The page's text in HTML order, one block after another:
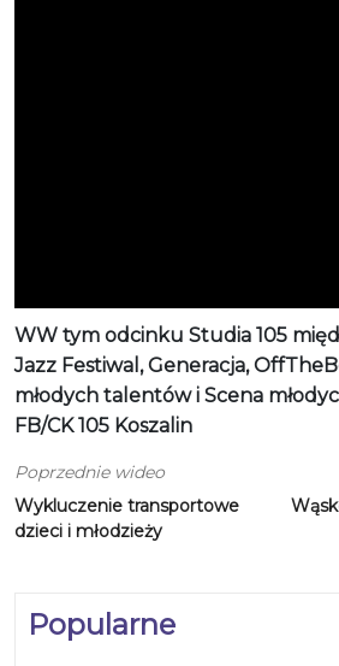
Popularne
WW tym odcinku Studia 105
Jazz Festiwal, Generacja,
młodych talentów i Scena
FB/CK 105 Koszalin
Poprzednie wideo
Wykluczenie transportowe
dzieci i młodzieży